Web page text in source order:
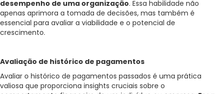
desempenho de uma organização. Essa habilidade não
apenas aprimora a tomada de decisões, mas também é
essencial para avaliar a viabilidade e o potencial de
crescimento.
Avaliação de histórico de pagamentos
Avaliar o histórico de pagamentos passados é uma prática
valiosa que proporciona insights cruciais sobre o